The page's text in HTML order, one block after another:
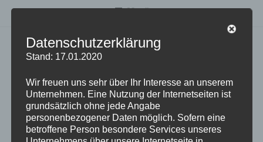
Menü
PROZESSBEGLEITUNG
Das haben wir schon immer so gemacht …
ist heute oftmals kein Erfolgskonzept mehr.
Als Prozessbegleitung unterstützten wir
Datenschutzerklärung
Stand: 17.01.2020
Wir freuen uns sehr über Ihr Interesse an unserem
Unternehmen. Eine Nutzung der Internetseiten ist
grundsätzlich ohne jede Angabe
personenbezogener Daten möglich. Sofern eine
betroffene Person besondere Services unseres